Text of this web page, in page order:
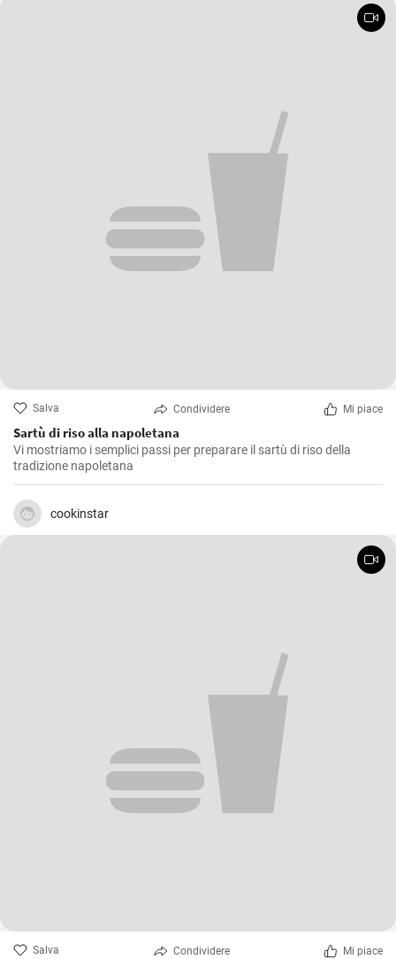
Salva Condividere Mi piace
Sartù di riso alla napoletana
Vi mostriamo i semplici passi per preparare il sartù di riso della
tradizione napoletana
cookinstar
Salva Condividere Mi piace